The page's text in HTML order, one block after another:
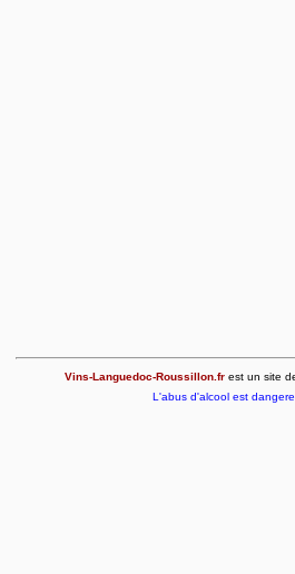
Vins-Languedoc-Roussillon.frest un site
L'abus d'alcool est